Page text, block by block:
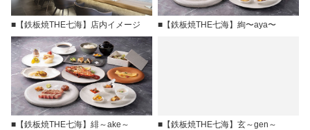
■【鉄板焼THE七海】店内イメージ ■【鉄板焼THE七海】絢〜aya〜
■【鉄板焼THE七海】緋～ake～ ■【鉄板焼THE七海】玄～gen～